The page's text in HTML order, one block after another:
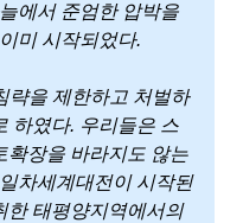
에서 준엄한 압박을
미 시작되었다.
략을 제한하고 처벌하
하였다. 우리들은 스
확장을 바라지도 않는
차세계대전이 시작된
한 태평양지역에서의